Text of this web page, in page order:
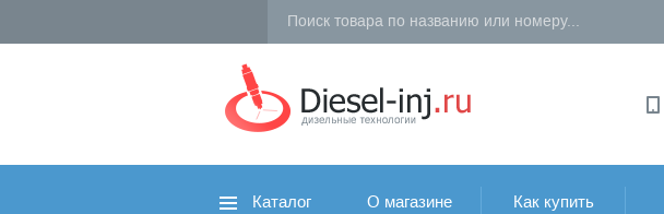
Каталог О магазине Как купить